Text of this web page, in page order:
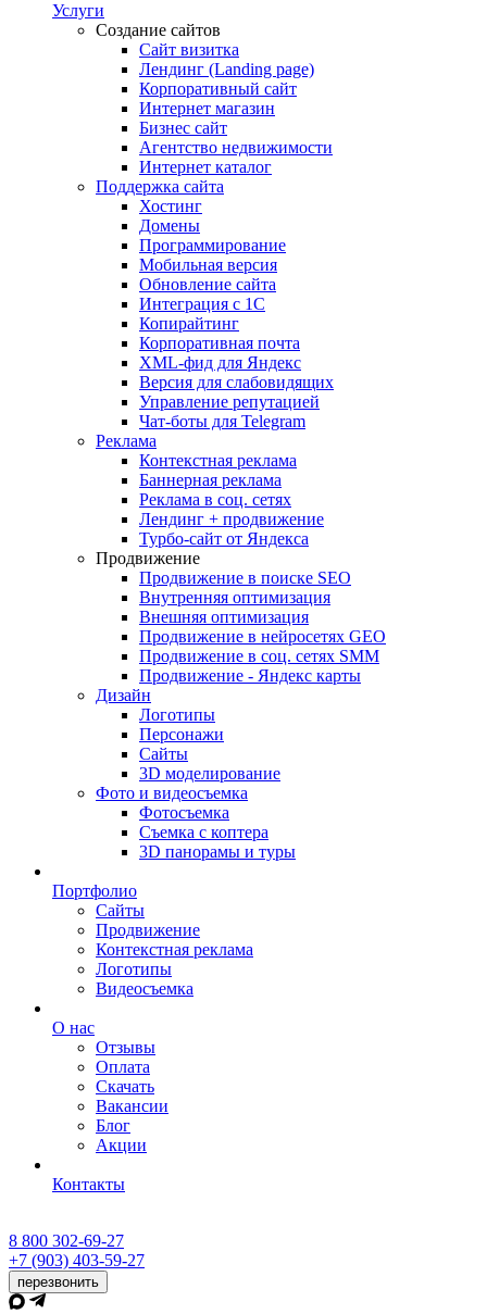
Услуги
Создание сайтов
Сайт визитка
Лендинг (Landing page)
Корпоративный сайт
Интернет магазин
Бизнес сайт
Агентство недвижимости
Интернет каталог
Поддержка сайта
Хостинг
Домены
Программирование
Мобильная версия
Обновление сайта
Интеграция с 1С
Копирайтинг
Корпоративная почта
XML-фид для Яндекс
Версия для слабовидящих
Управление репутацией
Чат-боты для Telegram
Реклама
Контекстная реклама
Баннерная реклама
Реклама в соц. сетях
Лендинг + продвижение
Турбо-сайт от Яндекса
Продвижение
Продвижение в поиске SEO
Внутренняя оптимизация
Внешняя оптимизация
Продвижение в нейросетях GEO
Продвижение в соц. сетях SMM
Продвижение - Яндекс карты
Дизайн
Логотипы
Персонажи
Сайты
3D моделирование
Фото и видеосъемка
Фотосъемка
Съемка с коптера
3D панорамы и туры
Портфолио
Сайты
Продвижение
Контекстная реклама
Логотипы
Видеосъемка
О нас
Отзывы
Оплата
Скачать
Вакансии
Блог
Акции
Контакты
8 800 302-69-27
+7 (903) 403-59-27
перезвонить